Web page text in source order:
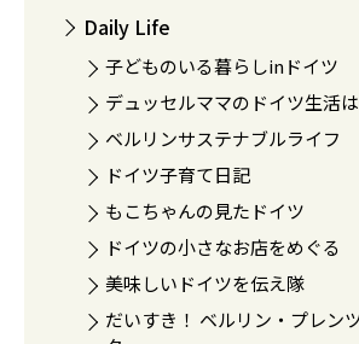
Daily Life
子どものいる暮らしinドイツ
デュッセルママのドイツ生活
ベルリンサステナブルライフ
ドイツ子育て日記
もこちゃんの見たドイツ
ドイツの小さなお店をめぐる
美味しいドイツを伝え隊
だいすき！ ベルリン・プレン